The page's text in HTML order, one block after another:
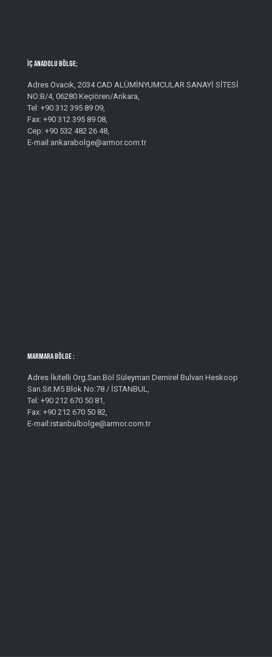
İç Anadolu Bölge;
Adres Ovacık, 2034 CAD ALÜMİNYUMCULAR SANAYİ SİTESİ
NO:B/4, 06280 Keçiören/Ankara,
Tel: +90 312 395 89 09,
Fax: +90 312 395 89 08,
Cep: +90 532 482 26 48,
E-mail:ankarabolge@armor.com.tr
MARMARA BÖLGE :
Adres İkitelli Org.San.Böl Süleyman Demirel Bulvarı Heskoop
San.Sit.M5 Blok No:78 / İSTANBUL,
Tel: +90 212 670 50 81,
Fax: +90 212 670 50 82,
E-mail:istanbulbolge@armor.com.tr